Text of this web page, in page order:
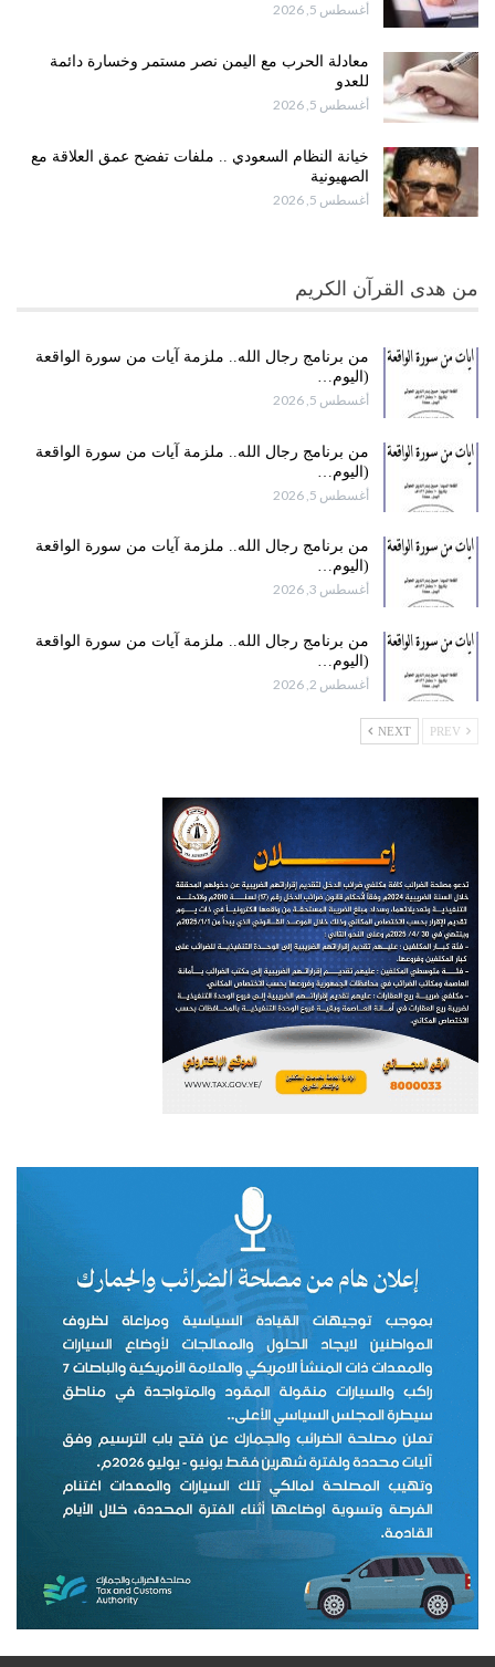
أغسطس 5, 2026
معادلة الحرب مع اليمن نصر مستمر وخسارة دائمة
للعدو
أغسطس 5, 2026
خيانة النظام السعودي .. ملفات تفضح عمق العلاقة مع
الصهيونية
أغسطس 5, 2026
من هدى القرآن الكريم
من برنامج رجال الله.. ملزمة آيات من سورة الواقعة
(اليوم…
أغسطس 5, 2026
من برنامج رجال الله.. ملزمة آيات من سورة الواقعة
(اليوم…
أغسطس 5, 2026
من برنامج رجال الله.. ملزمة آيات من سورة الواقعة
(اليوم…
أغسطس 3, 2026
من برنامج رجال الله.. ملزمة آيات من سورة الواقعة
(اليوم…
أغسطس 2, 2026
NEXT